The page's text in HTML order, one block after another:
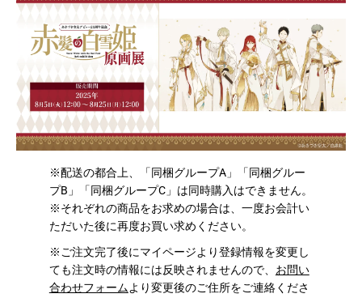
※配送の都合上、「同梱グループA」「同梱グルー
プB」「同梱グループC」は同時購入はできません。
※それぞれの商品をお求めの場合は、一度お会計い
ただいた後に再度お買い求めください。
※ご注文完了後にマイページより登録情報を変更し
ても注文時の情報には反映されませんので、 お問い
合わせフォームより変更後のご住所をご連絡くださ